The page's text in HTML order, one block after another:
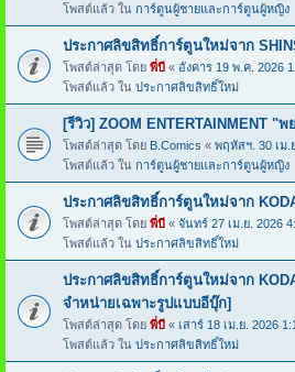
โพสต์แล้ว ใน การ์ตูนผู้ชายและการ์ตูนผู้หญิง
ประกาศลิขสิทธิ์การ์ตูนใหม่จาก
โพสต์ล่าสุด โดย พี่บี « อังคาร 19 พ.ค. 2026
โพสต์แล้ว ใน ประกาศลิขสิทธิ์ใหม่
[รีวิว] ZOOM ENTERTAINMENT "
โพสต์ล่าสุด โดย B.Comics « พฤหัสฯ. 30 เม.
โพสต์แล้ว ใน การ์ตูนผู้ชายและการ์ตูนผู้หญิง
ประกาศลิขสิทธิ์การ์ตูนใหม่จาก
โพสต์ล่าสุด โดย พี่บี « จันทร์ 27 เม.ย. 2026
โพสต์แล้ว ใน ประกาศลิขสิทธิ์ใหม่
ประกาศลิขสิทธิ์การ์ตูนใหม่จาก
จำหน่ายเฉพาะรูปแบบอีบุ๊ก]
โพสต์ล่าสุด โดย พี่บี « เสาร์ 18 เม.ย. 2026
โพสต์แล้ว ใน ประกาศลิขสิทธิ์ใหม่